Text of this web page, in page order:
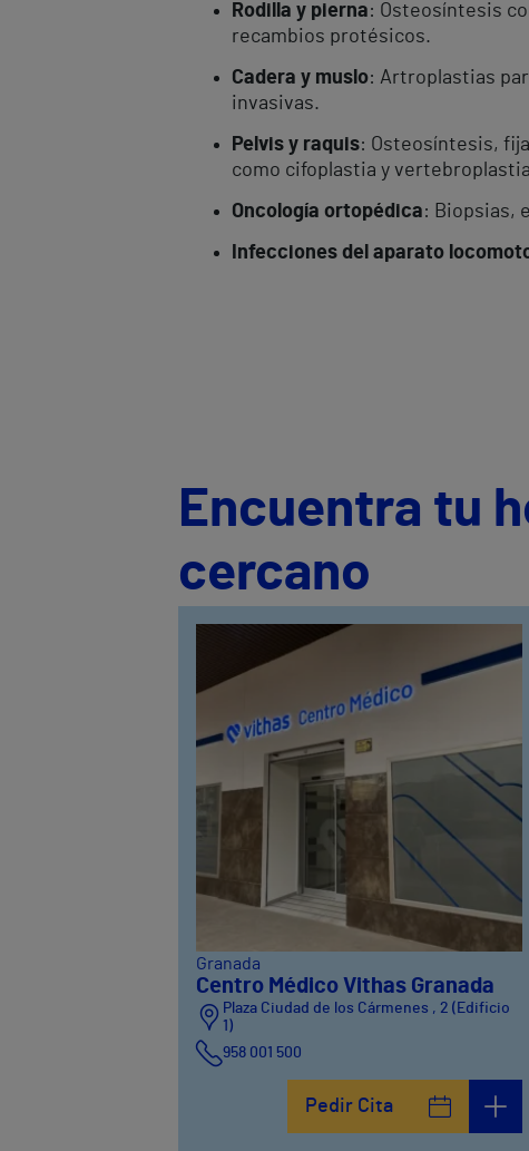
Rodilla y pierna: Osteosíntesis
recambios protésicos.
Cadera y muslo: Artroplastias
invasivas.
Pelvis y raquis: Osteosíntesis,
como cifoplastia y
Oncología ortopédica: Biopsias,
Infecciones del aparato
Encuentra tu
cercano
Granada
Centro Médico Vithas Granada
Plaza Ciudad de los Cármenes , 2 (Edificio
1)
958 001 500
Pedir Cita